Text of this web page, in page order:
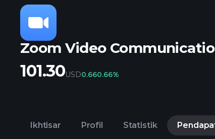
Zoom Video
101.30USD0.660.66%
Ikhtisar Profil Statistik